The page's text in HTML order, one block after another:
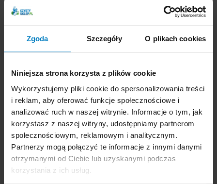
Zgoda Szczegóły O plikach cookies
Niniejsza strona korzysta z plików cookie
Wykorzystujemy pliki cookie do spersonalizowania treści
i reklam, aby oferować funkcje społecznościowe i
analizować ruch w naszej witrynie. Informacje o tym, jak
korzystasz z naszej witryny, udostępniamy partnerom
społecznościowym, reklamowym i analitycznym.
Partnerzy mogą połączyć te informacje z innymi danymi
otrzymanymi od Ciebie lub uzyskanymi podczas
korzystania z ich usług.
PLN
1,17 zł/szt
- + KUPUJĘ
PLN